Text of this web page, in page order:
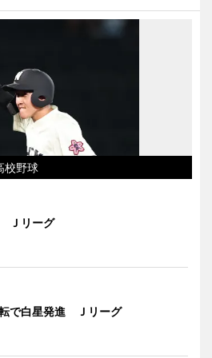
校野球
Ｊリーグ
で白星発進 Ｊリーグ